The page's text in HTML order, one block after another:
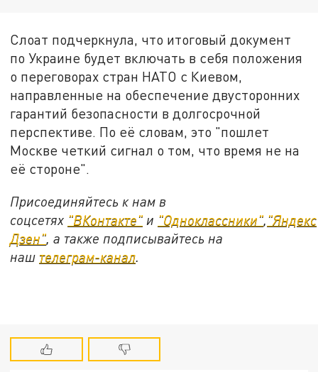
Слоат подчеркнула, что итоговый документ
по Украине будет включать в себя положения
о переговорах стран НАТО с Киевом,
направленные на обеспечение двусторонних
гарантий безопасности в долгосрочной
перспективе. По её словам, это "пошлет
Москве четкий сигнал о том, что время не на
её стороне".
Присоединяйтесь к нам в
соцсетях "ВКонтакте" и "Одноклассники", "Яндекс
Дзен", а также подписывайтесь на
наш телеграм-канал.